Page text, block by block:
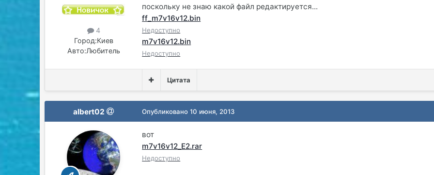
4
Город:Киев
Авто:Любитель
поскольку не знаю какой файл редактируется...
ff_m7v16v12.bin
Недоступно
m7v16v12.bin
Недоступно
Цитата
albert02 Опубликовано10 июня, 2013
вот
m7v16v12_Е2.rar
Недоступно